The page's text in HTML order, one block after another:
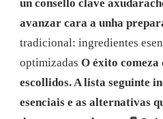
un consello clave
avanzar cara a unha
tradicional: ingredientes
optimizadas O éxito comeza
escollidos. A lista seguinte
esenciais e as alternativas